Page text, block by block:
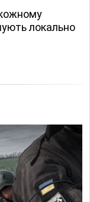
кожному
локально